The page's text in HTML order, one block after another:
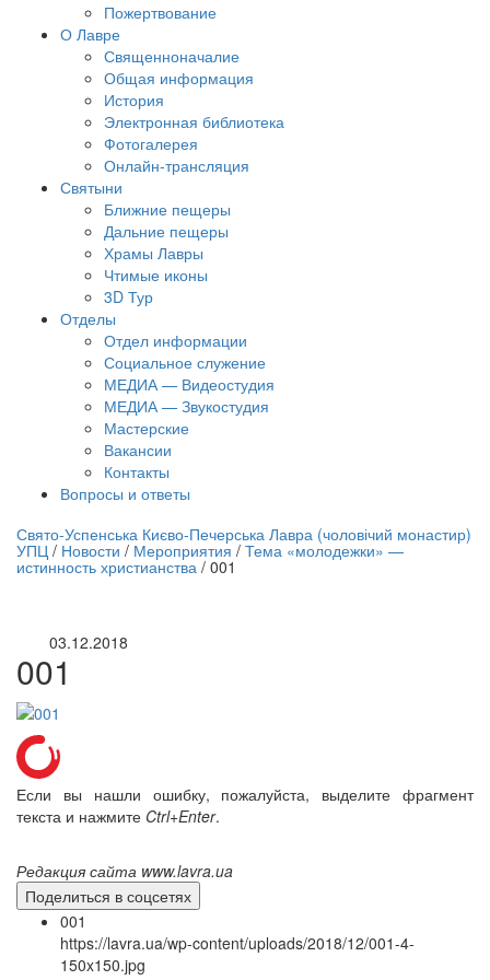
Пожертвование
О Лавре
Священноначалие
Общая информация
История
Электронная библиотека
Фотогалерея
Онлайн-трансляция
Святыни
Ближние пещеры
Дальние пещеры
Храмы Лавры
Чтимые иконы
3D Тур
Отделы
Отдел информации
Социальное служение
МЕДИА — Видеостудия
МЕДИА — Звукостудия
Мастерские
Вакансии
Контакты
Вопросы и ответы
трансляция | 12 сентября
трансляции
Свято-Успенська Києво-Печерська Лавра (чоловічий монастир)
УПЦ / Новости / Мероприятия / Тема «молодежки» —
истинность христианства / 001
03.12.2018
001
Если вы нашли ошибку, пожалуйста, выделите фрагмент
текста и нажмите Ctrl+Enter.
Редакция сайта www.lavra.ua
Поделиться в соцсетях
001
https://lavra.ua/wp-content/uploads/2018/12/001-4-
150x150.jpg